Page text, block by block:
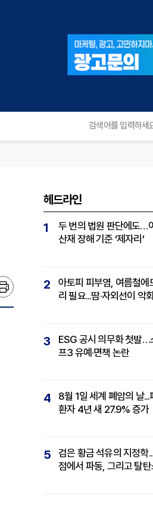
헤드라인
1
두 번의 법원 판단에도…
산재 장해 기준 ‘제자리’
2
아토피 피부염, 여름철에
리 필요...땀·자외선이 악
3
ESG 공시 의무화 첫발…
프3 유예·면책 논란
4
8월 1일 세계 폐암의 날...
환자 4년 새 27.9% 증가
5
검은 황금 석유의 지정학
점에서 파동, 그리고 탈탄